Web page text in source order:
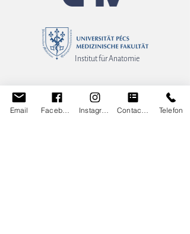
Institut für Anatomie
Email Telefon